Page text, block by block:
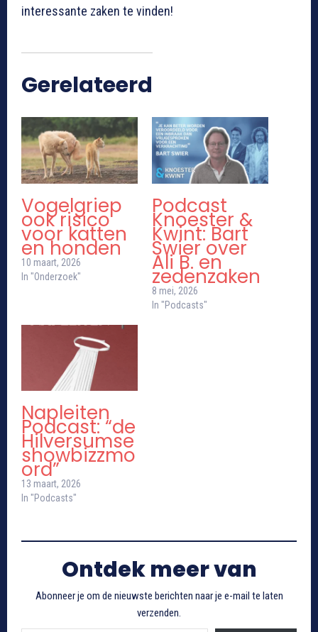
interessante zaken te vinden!
Gerelateerd
Vogelgriep
ook risico
voor katten
en honden
10 maart, 2026
In "Onderzoek"
Podcast
Knoester &
Kwint: Bart
Swier over
Ali B. en
zedenzaken
8 mei, 2026
In "Podcasts"
Napleiten
Podcast: “de
Hilversumse
showbizzmo
ord”
13 maart, 2026
In "Podcasts"
Ontdek meer van
Abonneer je om de nieuwste berichten naar je e-mail te laten
verzenden.
Typ je e-mail...